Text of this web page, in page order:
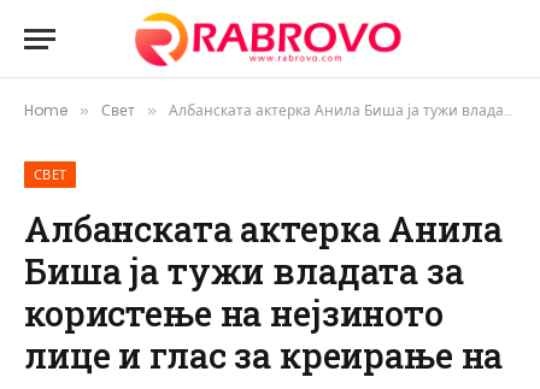
Home » Свет » Албанската актерка Анила Биша ја тужи владата за користење на нејзиното лице и глас за креирање на виртуелната министерка Диела
СВЕТ
Албанската актерка Анила
Биша ја тужи владата за
користење на нејзиното
лице и глас за креирање на